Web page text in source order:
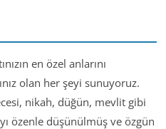
en özel anlarını
olan her şeyi sunuyoruz.
nikah, düğün, mevlit gibi
özenle düşünülmüş ve özgün